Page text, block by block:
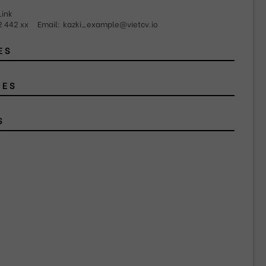
442 xx Email: kazki_example@vietcv.io